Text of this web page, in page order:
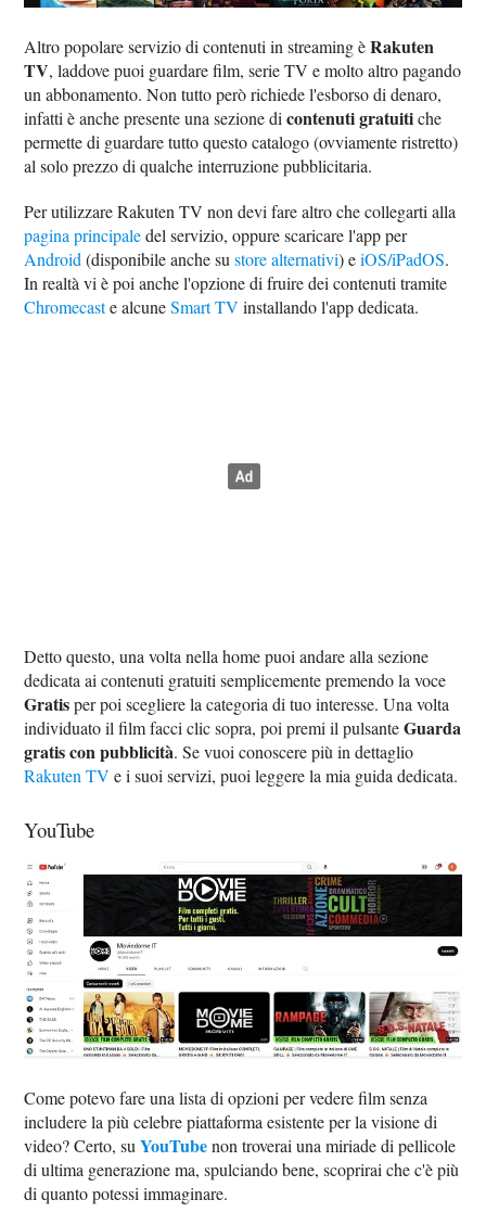
Altro popolare servizio di contenuti in streaming èRakuten
TV, laddove puoi guardare film, serie TV e molto altro pagando
un abbonamento. Non tutto però richiede l'esborso di denaro,
infatti è anche presente una sezione dicontenuti gratuitiche
permette di guardare tutto questo catalogo (ovviamente ristretto)
al solo prezzo di qualche interruzione pubblicitaria.
Per utilizzare Rakuten TV non devi fare altro che collegarti alla
pagina principaledel servizio, oppure scaricare l'app per
Android(disponibile anche sustore alternativi) eiOS/iPadOS.
In realtà vi è poi anche l'opzione di fruire dei contenuti tramite
Chromecaste alcuneSmart TV installando l'app dedicata.
Detto questo, una volta nella home puoi andare alla sezione
dedicata ai contenuti gratuiti semplicemente premendo la voce
Gratisper poi scegliere la categoria di tuo interesse. Una volta
individuato il film facci clic sopra, poi premi il pulsanteGuarda
gratis con pubblicità. Se vuoi conoscere più in dettaglio
Rakuten TV e i suoi servizi, puoi leggere la mia guida dedicata.
YouTube
Come potevo fare una lista di opzioni per vedere film senza
includere la più celebre piattaforma esistente per la visione di
video? Certo, suYouTubenon troverai una miriade di pellicole
di ultima generazione ma, spulciando bene, scoprirai che c'è più
di quanto potessi immaginare.